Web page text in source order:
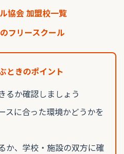
協会 加盟校一覧
フリースクール
ときのポイント
るか確認しましょう
スに合った環境かどうかを
か、学校・施設の双方に確